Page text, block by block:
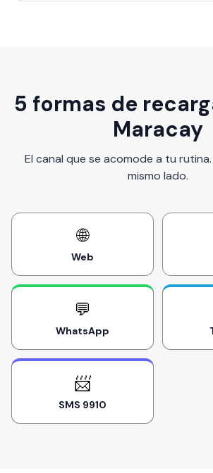
5 formas de
Maracay
El canal que se acomode a tu
mismo lado.
🌐
Web
💬
WhatsApp
📨
SMS 9910